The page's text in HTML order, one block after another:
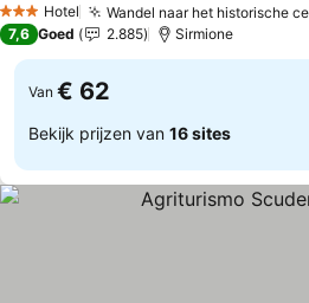
3 SterrenHotel Wandel naar het historische
7,6 Goed 2.885 Sirmione
Van € 62
Bekijk prijzen van 16 sites